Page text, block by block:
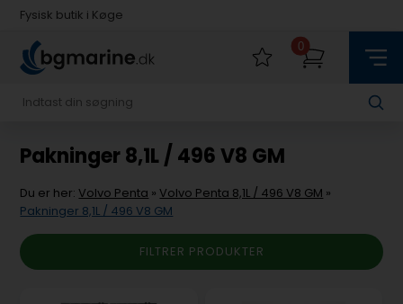
Fysisk butik i Køge
Fysisk butik i Køge
Hurtig levering med Postnord
0
Pakninger 8,1L / 496 V8 GM
Du er her:Volvo Penta »Volvo Penta 8,1L / 496 V8 GM »
Pakninger 8,1L / 496 V8 GM
FILTRER PRODUKTER